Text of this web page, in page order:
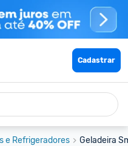
Cadastrar
e Refrigeradores Geladeira